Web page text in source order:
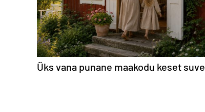
Üks vana punane maakodu keset suve